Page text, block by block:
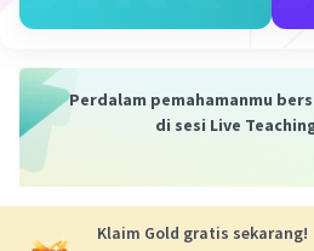
Jepang yang sempit
pemerataan penduduk.
Beri Rating·5.0(1)
Perdalam pemahamanmu
di sesi Live
Klaim Gold gratis sekarang!